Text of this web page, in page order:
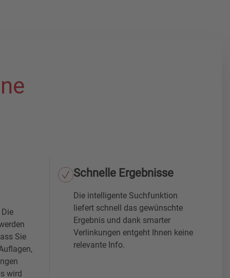
Sie
wird
Schnelle Ergebnisse
Die intelligente Suchfunktion
liefert schnell das gewünschte
Ergebnis und dank smarter
Verlinkungen entgeht Ihnen keine
relevante Info.